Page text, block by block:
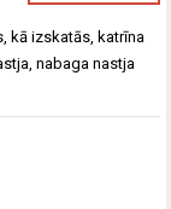
,kā izskatās ,katrīna
,nabaga nastja